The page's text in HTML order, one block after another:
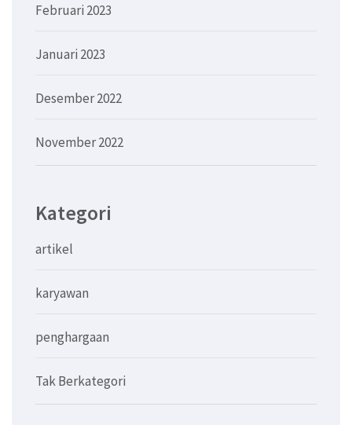
Februari 2023
Januari 2023
Desember 2022
November 2022
Kategori
artikel
karyawan
penghargaan
Tak Berkategori